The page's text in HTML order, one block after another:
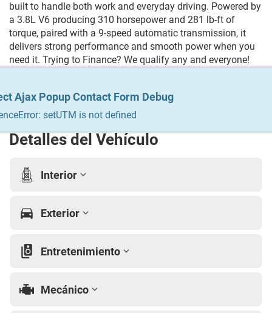
built to handle both work and everyday driving. Powered by
a 3.8L V6 producing 310 horsepower and 281 lb-ft of
torque, paired with a 9-speed automatic transmission, it
delivers strong performance and smooth power when you
need it. Trying to Finance? We qualify any and everyone!
Give us a call at 215-333-8856
Detalles del Vehículo
Interior
Exterior
Entretenimiento
Mecánico
Ajax Popup Contact Form Debug
setUTM is not defined
Ajax Popup Contact Form Debug
setUTM is not defined